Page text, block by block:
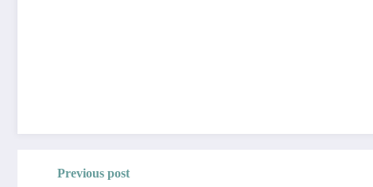
Previous post